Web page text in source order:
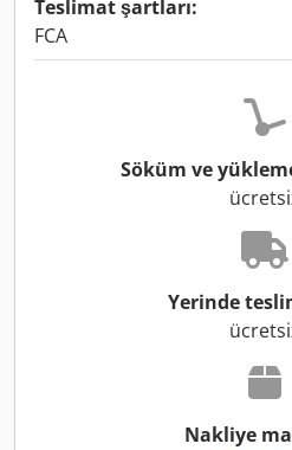
Teslimat şartları:
FCA
Söküm ve
Yerinde
Nakliye